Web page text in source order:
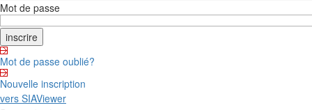
Mot de passe
Mot de passe oublié?
Nouvelle inscription
vers SIAViewer